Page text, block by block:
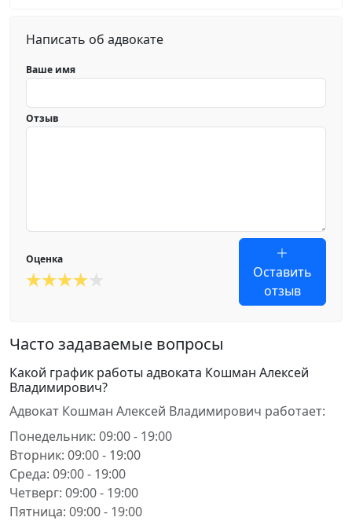
Написать об адвокате
Ваше имя
Отзыв
Оценка
Оставить
отзыв
Часто задаваемые вопросы
Какой график работы адвоката Кошман Алексей
Владимирович?
Адвокат Кошман Алексей Владимирович работает:
Понедельник: 09:00 - 19:00
Вторник: 09:00 - 19:00
Среда: 09:00 - 19:00
Четверг: 09:00 - 19:00
Пятница: 09:00 - 19:00